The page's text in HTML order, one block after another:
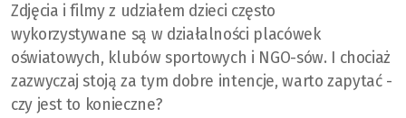
Zdjęcia i filmy z udziałem dzieci często
wykorzystywane są w działalności placówek
oświatowych, klubów sportowych i NGO-sów. I chociaż
zazwyczaj stoją za tym dobre intencje, warto zapytać -
czy jest to konieczne?